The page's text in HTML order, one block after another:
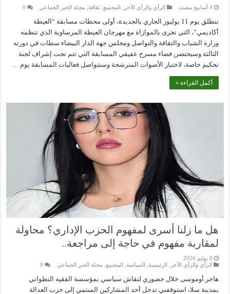
‏4 أسابيع مضت الرأي والرأي الآخر المجتمع ,ثقافة مجلة الخبر الجماعي 0
تنطلق يوم 11 يوليوز الجاري بالجديدة، أولى محطات مسابقة “العيطة
أكاديمي”، التي تجرى بالموازاة مع مهرجان العيطة المرساوية الذي تنظمه
وزارة الشباب والثقافة والتواصل ومجلس جهة الدار البيضاء سطات في دورته
الثالثة.وسيحتضن فضاء مسرح عفيفي المسابقة التي تتم تحت إشراف لجنة
تحكيم خاصة، لاختبار الأصوات المترشحة وستتواصل فعاليات المسابقة يوم …
أكمل القراءة »
هل ما زلنا أسرى لمفهوم الحزب الإداري؟ محاولة
لمقاربة مفهوم في حاجة إلى مراجعة..
8 يوليو 2026
الرأي والرأي الآخر
الرئيسية السياسة المجتمع مجلة الخبر الجماعي 0
هاجر أوموسى خلال حضوري لنقاش سياسي بمؤسسة الفقيه التطواني
بمدينة سلا، استوقفني تدخل أحد المشاركين المنتمي إلى حزب العدالة